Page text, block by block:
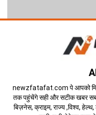
newzfatafat.com पे आपको
तक पहुंचेंगे सही और सटीक खबर
बिज़नेस, क्राइम, राज्य ,विश्व, हेल्थ,